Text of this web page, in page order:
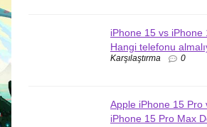
iPhone 15 vs iPhone
Hangi telefonu
Karşılaştırma 0
Apple iPhone 15 Pro
iPhone 15 Pro Max